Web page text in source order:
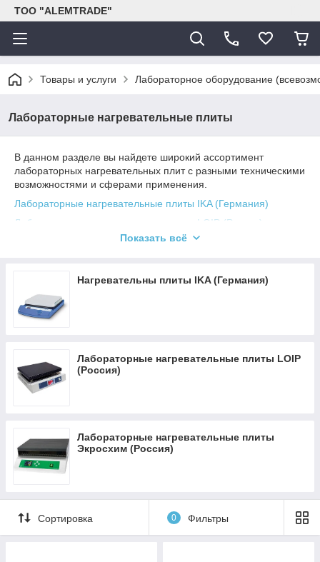
ТОО "ALEMTRADE"
Товары и услуги Лабораторное оборудование
Лабораторные нагревательные плиты
В данном разделе вы найдете широкий ассортимент
лабораторных нагревательных плит с разными техническими
возможностями и сферами применения.
Лабораторные нагревательные плиты IKA (Германия)
Лабораторные нагревательные плиты LOIP (Россия)
Показать всё
Нагревательны плиты IKA (Германия)
Лабораторные нагревательные плиты LOIP
(Россия)
Лабораторные нагревательные плиты
Экросхим (Россия)
Сортировка 0 Фильтры